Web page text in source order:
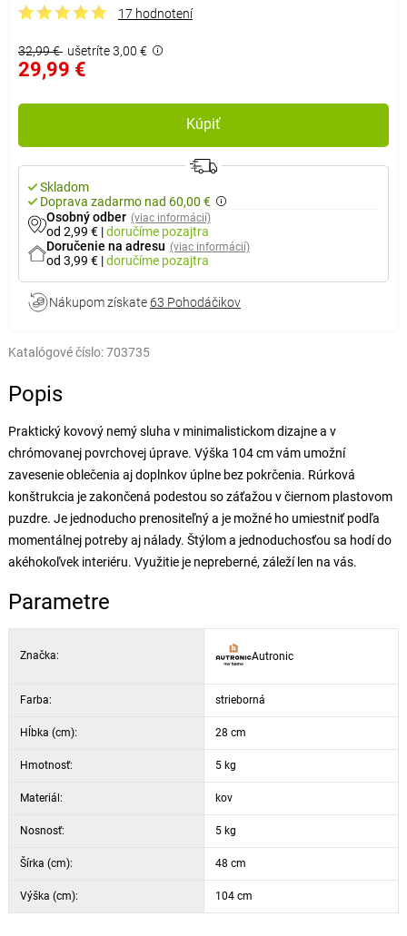
17 hodnotení
32,99 € ušetríte 3,00 €
29,99 €
Kúpiť
Skladom
Doprava zadarmo nad 60,00 €
Osobný odber (viac informácií)
od 2,99 € |doručíme pozajtra
Doručenie na adresu (viac informácií)
od 3,99 € |doručíme pozajtra
Nákupom získate 63 Pohodáčikov
Katalógové číslo:703735
Popis
Praktický kovový nemý sluha v minimalistickom dizajne a v
chrómovanej povrchovej úprave. Výška 104 cm vám umožní
zavesenie oblečenia aj doplnkov úplne bez pokrčenia. Rúrková
konštrukcia je zakončená podestou so záťažou v čiernom plastovom
puzdre. Je jednoducho prenositeľný a je možné ho umiestniť podľa
momentálnej potreby aj nálady. Štýlom a jednoduchosťou sa hodí do
akéhokoľvek interiéru. Využitie je nepreberné, záleží len na vás.
Parametre
Značka: Autronic
Farba: strieborná
Hĺbka (cm): 28 cm
Hmotnosť: 5 kg
Materiál: kov
Nosnosť: 5 kg
Šírka (cm): 48 cm
Výška (cm): 104 cm